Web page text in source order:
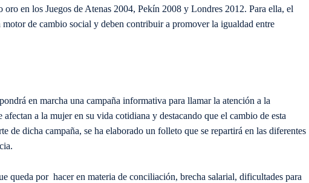
en los Juegos de Atenas 2004, Pekín 2008 y Londres 2012. Para ella, el
de cambio social y deben contribuir a promover la igualdad entre
en marcha una campaña informativa para llamar la atención a la
afectan a la mujer en su vida cotidiana y destacando que el cambio de esta
de dicha campaña, se ha elaborado un folleto que se repartirá en las diferentes
queda por hacer en materia de conciliación, brecha salarial, dificultades para